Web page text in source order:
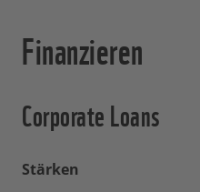
Finanzieren
Corporate Loans
Stärken